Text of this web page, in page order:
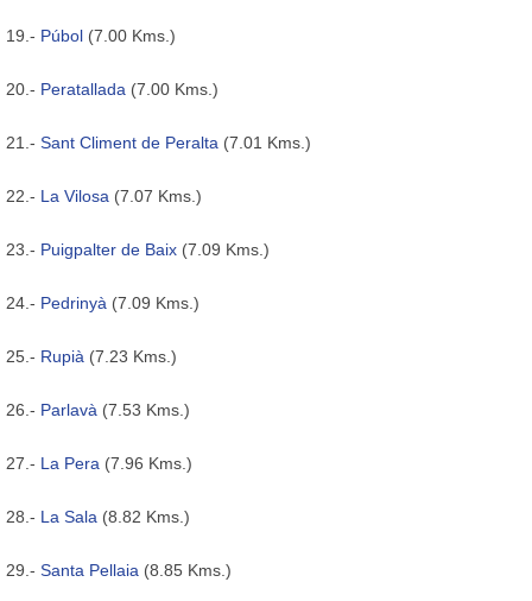
19.- Púbol (7.00 Kms.)
20.- Peratallada (7.00 Kms.)
21.- Sant Climent de Peralta (7.01 Kms.)
22.- La Vilosa (7.07 Kms.)
23.- Puigpalter de Baix (7.09 Kms.)
24.- Pedrinyà (7.09 Kms.)
25.- Rupià (7.23 Kms.)
26.- Parlavà (7.53 Kms.)
27.- La Pera (7.96 Kms.)
28.- La Sala (8.82 Kms.)
29.- Santa Pellaia (8.85 Kms.)